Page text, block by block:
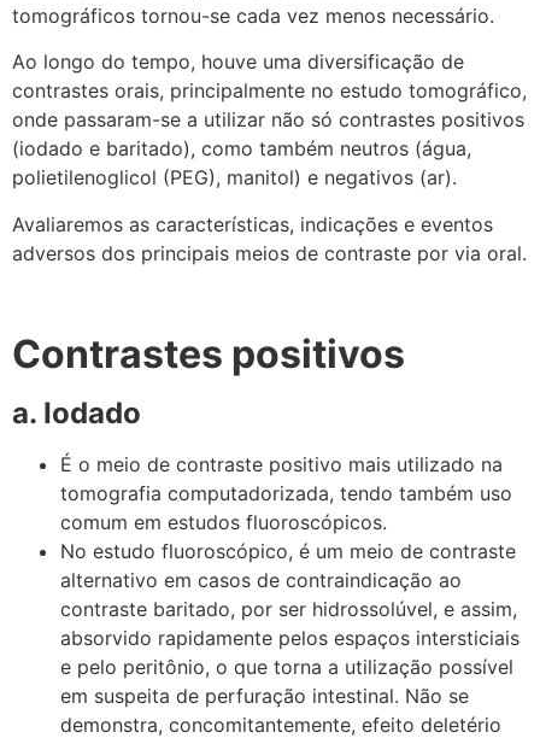
tomográficos tornou-se cada vez menos necessário.
Ao longo do tempo, houve uma diversificação de
contrastes orais, principalmente no estudo tomográfico,
onde passaram-se a utilizar não só contrastes positivos
(iodado e baritado), como também neutros (água,
polietilenoglicol (PEG), manitol) e negativos (ar).
Avaliaremos as características, indicações e eventos
adversos dos principais meios de contraste por via oral.
Contrastes positivos
a. Iodado
É o meio de contraste positivo mais utilizado na
tomografia computadorizada, tendo também uso
comum em estudos fluoroscópicos.
No estudo fluoroscópico, é um meio de contraste
alternativo em casos de contraindicação ao
contraste baritado, por ser hidrossolúvel, e assim,
absorvido rapidamente pelos espaços intersticiais
e pelo peritônio, o que torna a utilização possível
em suspeita de perfuração intestinal. Não se
demonstra, concomitantemente, efeito deletério